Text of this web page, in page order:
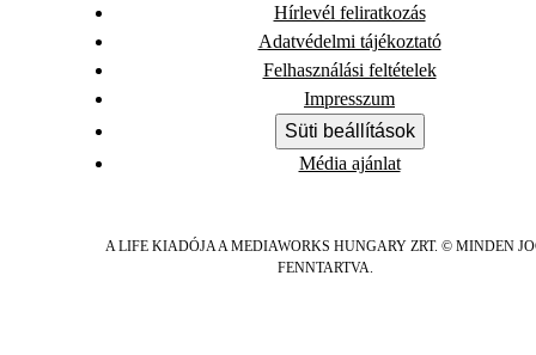
Hírlevél feliratkozás
Adatvédelmi tájékoztató
Felhasználási feltételek
Impresszum
Süti beállítások
Média ajánlat
A LIFE KIADÓJA A MEDIAWORKS HUNGARY ZRT. © MINDEN
FENNTARTVA.